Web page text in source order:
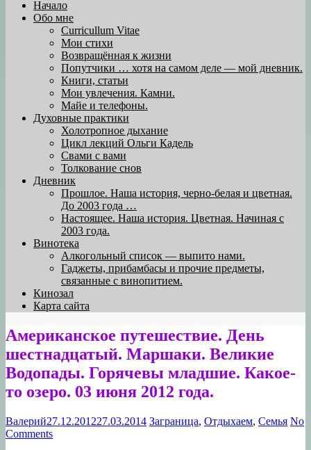
Начало
Обо мне
Curricullum Vitae
Мои стихи
Возвращённая к жизни
Попутчики … хотя на самом деле — мой дневник.
Книги, статьи
Мои увлечения. Камни.
Майе и телефоны.
Духовные практики
Холотропное дыхание
Цикл лекций Ольги Кадель
Свами с вами
Толкование снов
Дневник
Прошлое. Наша история, черно-белая и цветная.
До 2003 года …
Настоящее. Наша история. Цветная. Начиная с
2003 года.
Винотека
Алкогольный список — выпито нами.
Гаджеты, прибамбасы и прочие предметы,
связанные с винопитием.
Кинозал
Карта сайта
Американское путешествие. День
шестнадцатый. Маршаки. Великие
Водопады. Горячевы младшие. Какое-
то озеро. 03 июня 2012 года.
Валерий27.12.201227.03.2014 Заграница, Отдыхаем, Семья No
Comments